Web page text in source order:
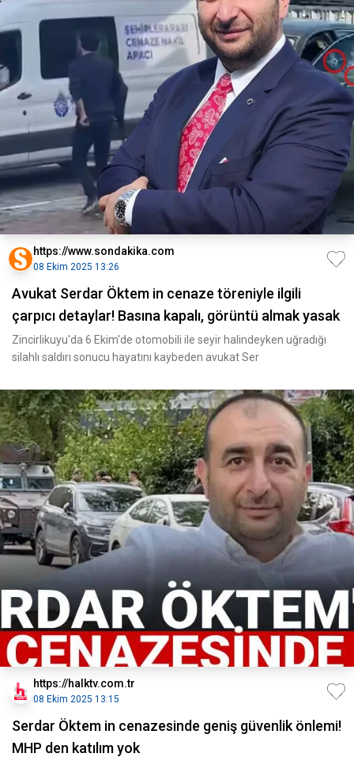
https://www.sondakika.com
08 Ekim 2025 13:26
Avukat Serdar Öktem in cenaze töreniyle ilgili
çarpıcı detaylar! Basına kapalı, görüntü almak yasak
Zincirlikuyu'da 6 Ekim'de otomobili ile seyir halindeyken uğradığı
silahlı saldırı sonucu hayatını kaybeden avukat Ser
https://halktv.com.tr
08 Ekim 2025 13:15
Serdar Öktem in cenazesinde geniş güvenlik önlemi!
MHP den katılım yok